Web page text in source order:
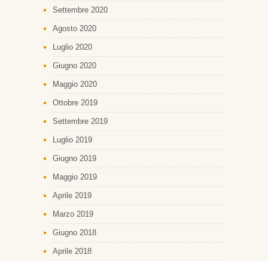
Settembre 2020
Agosto 2020
Luglio 2020
Giugno 2020
Maggio 2020
Ottobre 2019
Settembre 2019
Luglio 2019
Giugno 2019
Maggio 2019
Aprile 2019
Marzo 2019
Giugno 2018
Aprile 2018